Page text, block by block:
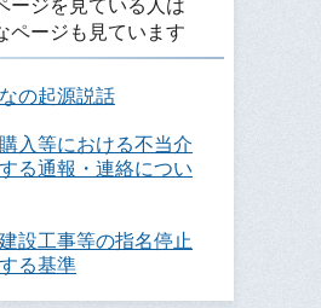
ージを見ている人は
ページも見ています
の起源説話
入等における不当介
る通報・連絡につい
設工事等の指名停止
る基準